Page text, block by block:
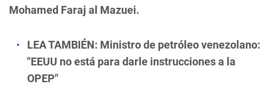
Mohamed Faraj al Mazuei.
LEA TAMBIÉN: Ministro de petróleo venezolano:
"EEUU no está para darle instrucciones a la
OPEP"